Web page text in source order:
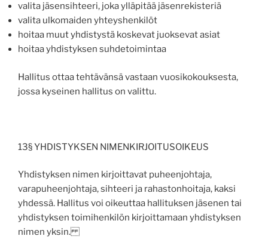
valita jäsensihteeri, joka ylläpitää jäsenrekisteriä
valita ulkomaiden yhteyshenkilöt
hoitaa muut yhdistystä koskevat juoksevat asiat
hoitaa yhdistyksen suhdetoimintaa
Hallitus ottaa tehtävänsä vastaan vuosikokouksesta,
jossa kyseinen hallitus on valittu.
13§ YHDISTYKSEN NIMENKIRJOITUSOIKEUS
Yhdistyksen nimen kirjoittavat puheenjohtaja,
varapuheenjohtaja, sihteeri ja rahastonhoitaja, kaksi
yhdessä. Hallitus voi oikeuttaa hallituksen jäsenen tai
yhdistyksen toimihenkilön kirjoittamaan yhdistyksen
nimen yksin.